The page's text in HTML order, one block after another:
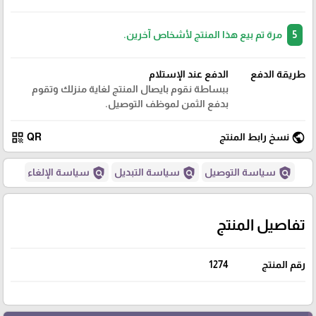
مرة تم بيع هذا المنتج لأشخاص آخرين.
طريقة الدفع
الدفع عند الإستلام
ببساطة نقوم بايصال المنتج لغاية منزلك وتقوم
بدفع الثمن لموظف التوصيل.
public نسخ رابط المنتج QR
qr_code
policy سياسة التوصيل policy سياسة التبديل policy سياسة الإلغاء
تفاصيل المنتج
رقم المنتج 1274